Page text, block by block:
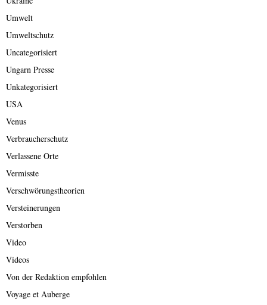
Umwelt
Umweltschutz
Uncategorisiert
Ungarn Presse
Unkategorisiert
USA
Venus
Verbraucherschutz
Verlassene Orte
Vermisste
Verschwörungstheorien
Versteinerungen
Verstorben
Video
Videos
Von der Redaktion empfohlen
Voyage et Auberge